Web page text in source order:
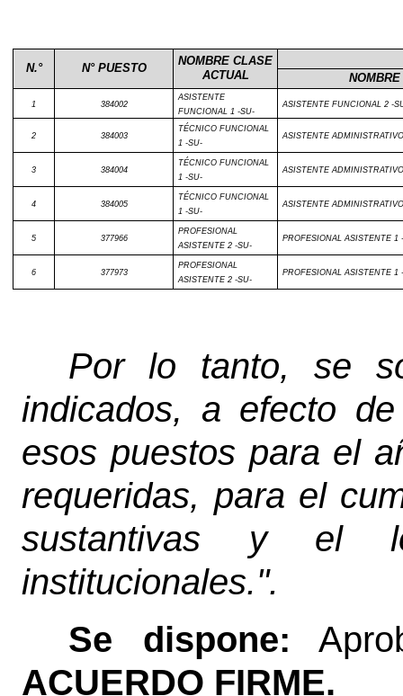
N.° N° PUESTO
NOMBRE CLASE
ACTUAL
1 384002
ASISTENTE
FUNCIONAL 1 -SU-
ASISTENTE FUNCIONAL 2 -
2 384003
TÉCNICO FUNCIONAL
1 -SU-
ASISTENTE
3 384004
TÉCNICO FUNCIONAL
1 -SU-
ASISTENTE
4 384005
TÉCNICO FUNCIONAL
1 -SU-
ASISTENTE
5 377966
PROFESIONAL
ASISTENTE 2 -SU-
PROFESIONAL ASISTENTE 1
6 377973
PROFESIONAL
ASISTENTE 2 -SU-
PROFESIONAL ASISTENTE 1
Por lo tanto, se
indicados, a efecto
esos puestos para el
requeridas, para el
sustantivas y el
institucionales.".
Se dispone:
ACUERDO FIRME.